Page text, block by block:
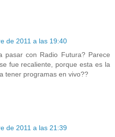
de 2011 a las 19:40
pasar con Radio Futura? Parece
fue recaliente, porque esta es la
tener programas en vivo??
de 2011 a las 21:39